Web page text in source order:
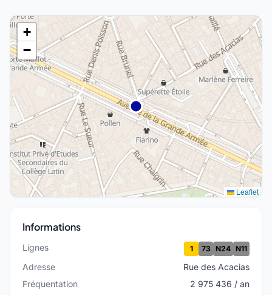
+
−
Leaflet
Informations
Lignes 1 73 N24 N11
Adresse
Rue des Acacias
Fréquentation
2 975 436 / an